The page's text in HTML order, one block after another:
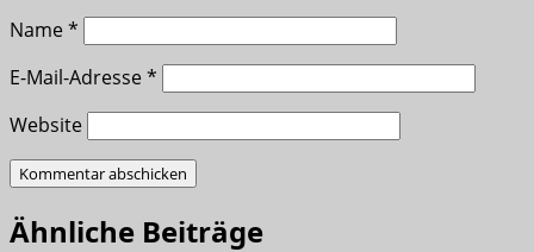
Name*
E-Mail-Adresse*
Website
Ähnliche Beiträge